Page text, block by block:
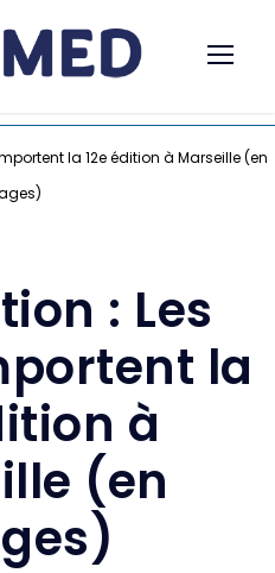
la 12e édition à Marseille (en
: Les
la
à
(en